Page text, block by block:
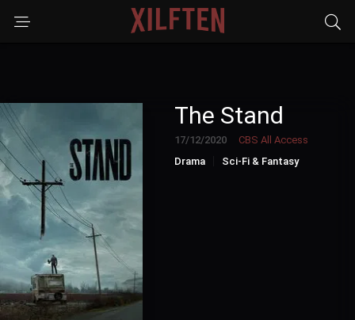
The Stand
17/12/2020
CBS All Access
Drama
Sci-Fi & Fantasy